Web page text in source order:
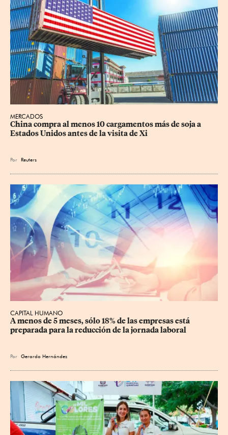
MERCADOS
China compra al menos 10 cargamentos más de soja a
Estados Unidos antes de la visita de Xi
Por Reuters
CAPITAL HUMANO
A menos de 5 meses, sólo 18% de las empresas está
preparada para la reducción de la jornada laboral
Por Gerardo Hernández